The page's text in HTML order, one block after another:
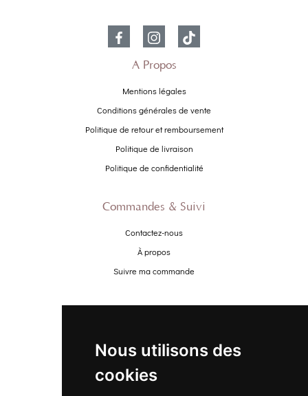
Nous utilisons des
cookies
À Propos
Mentions légales
Conditions générales de vente
Politique de retour et remboursement
Politique de livraison
Politique de confidentialité
Commandes & Suivi
Contactez-nous
À propos
Suivre ma commande
Promo Femme
Promo Homme